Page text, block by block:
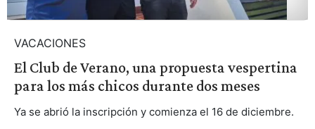
VACACIONES
El Club de Verano, una propuesta vespertina
para los más chicos durante dos meses
Ya se abrió la inscripción y comienza el 16 de diciembre.